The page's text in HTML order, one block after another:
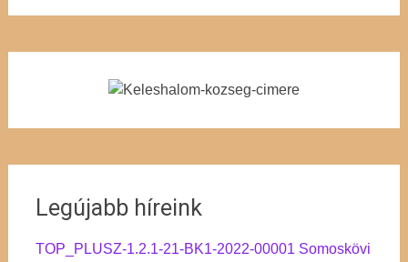
Legújabb híreink
TOP_PLUSZ-1.2.1-21-BK1-2022-00001 Somoskövi